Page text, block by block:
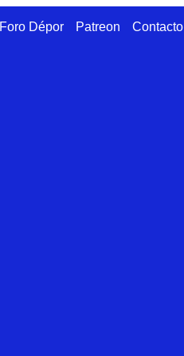
Foro Dépor Patreon Contacto